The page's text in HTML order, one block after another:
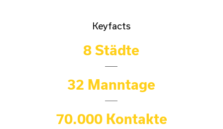
Keyfacts
8 Städte
32 Manntage
70.000 Kontakte